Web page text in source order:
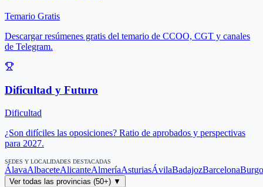
Temario Gratis
Descargar resúmenes gratis del temario de CCOO, CGT y canales
de Telegram.
Dificultad y Futuro
Dificultad
¿Son difíciles las oposiciones? Ratio de aprobados y perspectivas
para 2027.
SEDES Y LOCALIDADES DESTACADAS
ÁlavaAlbaceteAlicanteAlmeríaAsturiasÁvilaBadajozBarcelona
Ver todas las provincias (50+) ▼